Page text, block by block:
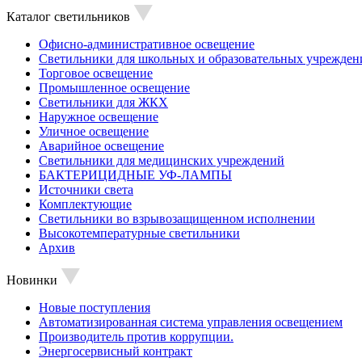
Каталог светильников
Офисно-административное освещение
Светильники для школьных и образовательных
Торговое освещение
Промышленное освещение
Светильники для ЖКХ
Наружное освещение
Уличное освещение
Аварийное освещение
Светильники для медицинских учреждений
БАКТЕРИЦИДНЫЕ УФ-ЛАМПЫ
Источники света
Комплектующие
Светильники во взрывозащищенном исполнении
Высокотемпературные светильники
Архив
Новинки
Новые поступления
Автоматизированная система управления освещением
Производитель против коррупции.
Энергосервисный контракт